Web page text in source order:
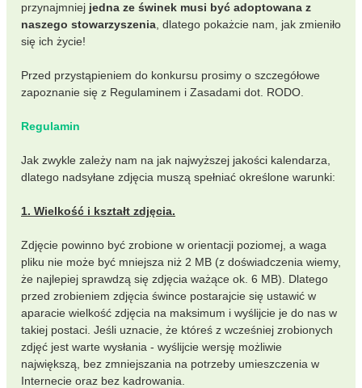
przynajmniej jedna ze świnek musi być adoptowana z
naszego stowarzyszenia , dlatego pokażcie nam, jak zmieniło
się ich życie!
Przed przystąpieniem do konkursu prosimy o szczegółowe
zapoznanie się z Regulaminem i Zasadami dot. RODO.
Regulamin
Jak zwykle zależy nam na jak najwyższej jakości kalendarza,
dlatego nadsyłane zdjęcia muszą spełniać określone warunki:
1. Wielkość i kształt zdjęcia.
Zdjęcie powinno być zrobione w orientacji poziomej, a waga
pliku nie może być mniejsza niż 2 MB (z doświadczenia wiemy,
że najlepiej sprawdzą się zdjęcia ważące ok. 6 MB). Dlatego
przed zrobieniem zdjęcia śwince postarajcie się ustawić w
aparacie wielkość zdjęcia na maksimum i wyślijcie je do nas w
takiej postaci. Jeśli uznacie, że któreś z wcześniej zrobionych
zdjęć jest warte wysłania - wyślijcie wersję możliwie
największą, bez zmniejszania na potrzeby umieszczenia w
Internecie oraz bez kadrowania.